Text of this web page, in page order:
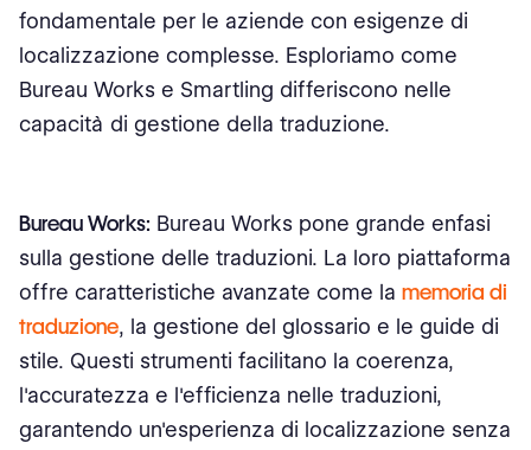
fondamentale per le aziende con esigenze di
localizzazione complesse. Esploriamo come
Bureau Works e Smartling differiscono nelle
capacità di gestione della traduzione.
Bureau Works: Bureau Works pone grande enfasi
sulla gestione delle traduzioni. La loro piattaforma
offre caratteristiche avanzate come la memoria di
traduzione, la gestione del glossario e le guide di
stile. Questi strumenti facilitano la coerenza,
l'accuratezza e l'efficienza nelle traduzioni,
garantendo un'esperienza di localizzazione senza